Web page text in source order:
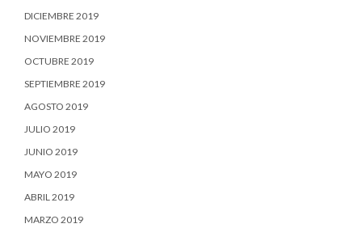
DICIEMBRE 2019
NOVIEMBRE 2019
OCTUBRE 2019
SEPTIEMBRE 2019
AGOSTO 2019
JULIO 2019
JUNIO 2019
MAYO 2019
ABRIL 2019
MARZO 2019